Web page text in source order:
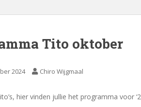
Tito oktober
2024 Chiro Wijgmaal
hier vinden jullie het programma voor